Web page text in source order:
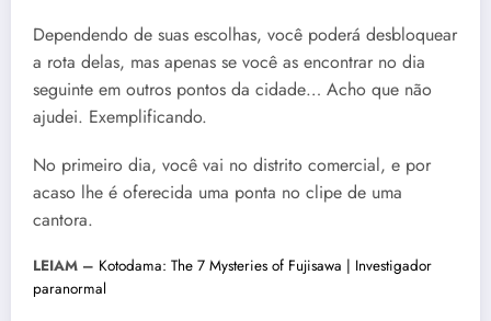
Dependendo de suas escolhas, você poderá desbloquear
a rota delas, mas apenas se você as encontrar no dia
seguinte em outros pontos da cidade… Acho que não
ajudei. Exemplificando.
No primeiro dia, você vai no distrito comercial, e por
acaso lhe é oferecida uma ponta no clipe de uma
cantora.
LEIAM – Kotodama: The 7 Mysteries of Fujisawa | Investigador
paranormal